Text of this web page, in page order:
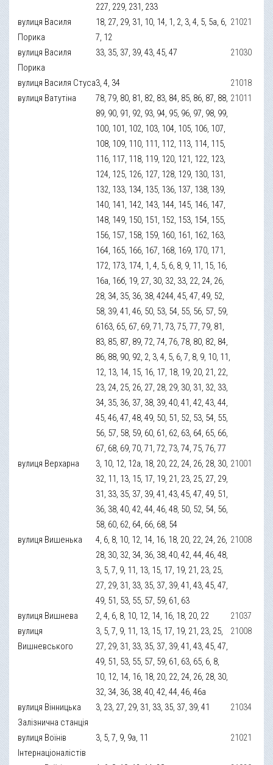
227, 229, 231, 233
вулиця Василя
Порика
18, 27, 29, 31, 10, 14, 1, 2, 3, 4, 5, 5а, 6,
7, 12
21021
вулиця Василя
Порика
33, 35, 37, 39, 43, 45, 47 21030
вулиця Василя Стуса3, 4, 34
21018
вулиця Ватутіна
78, 79, 80, 81, 82, 83, 84, 85, 86, 87, 88,
89, 90, 91, 92, 93, 94, 95, 96, 97, 98, 99,
100, 101, 102, 103, 104, 105, 106, 107,
108, 109, 110, 111, 112, 113, 114, 115,
116, 117, 118, 119, 120, 121, 122, 123,
124, 125, 126, 127, 128, 129, 130, 131,
132, 133, 134, 135, 136, 137, 138, 139,
140, 141, 142, 143, 144, 145, 146, 147,
148, 149, 150, 151, 152, 153, 154, 155,
156, 157, 158, 159, 160, 161, 162, 163,
164, 165, 166, 167, 168, 169, 170, 171,
172, 173, 174, 1, 4, 5, 6, 8, 9, 11, 15, 16,
16а, 16б, 19, 27, 30, 32, 33, 22, 24, 26,
28, 34, 35, 36, 38, 4244, 45, 47, 49, 52,
58, 39, 41, 46, 50, 53, 54, 55, 56, 57, 59,
6163, 65, 67, 69, 71, 73, 75, 77, 79, 81,
83, 85, 87, 89, 72, 74, 76, 78, 80, 82, 84,
86, 88, 90, 92, 2, 3, 4, 5, 6, 7, 8, 9, 10, 11,
12, 13, 14, 15, 16, 17, 18, 19, 20, 21, 22,
23, 24, 25, 26, 27, 28, 29, 30, 31, 32, 33,
34, 35, 36, 37, 38, 39, 40, 41, 42, 43, 44,
45, 46, 47, 48, 49, 50, 51, 52, 53, 54, 55,
56, 57, 58, 59, 60, 61, 62, 63, 64, 65, 66,
67, 68, 69, 70, 71, 72, 73, 74, 75, 76, 77
21011
вулиця Верхарна
3, 10, 12, 12а, 18, 20, 22, 24, 26, 28, 30,
32, 11, 13, 15, 17, 19, 21, 23, 25, 27, 29,
31, 33, 35, 37, 39, 41, 43, 45, 47, 49, 51,
36, 38, 40, 42, 44, 46, 48, 50, 52, 54, 56,
58, 60, 62, 64, 66, 68, 54
21001
вулиця Вишенька
4, 6, 8, 10, 12, 14, 16, 18, 20, 22, 24, 26,
28, 30, 32, 34, 36, 38, 40, 42, 44, 46, 48,
3, 5, 7, 9, 11, 13, 15, 17, 19, 21, 23, 25,
27, 29, 31, 33, 35, 37, 39, 41, 43, 45, 47,
49, 51, 53, 55, 57, 59, 61, 63
21008
вулиця Вишнева 2, 4, 6, 8, 10, 12, 14, 16, 18, 20, 22
21037
вулиця
Вишневського
3, 5, 7, 9, 11, 13, 15, 17, 19, 21, 23, 25,
27, 29, 31, 33, 35, 37, 39, 41, 43, 45, 47,
49, 51, 53, 55, 57, 59, 61, 63, 65, 6, 8,
10, 12, 14, 16, 18, 20, 22, 24, 26, 28, 30,
32, 34, 36, 38, 40, 42, 44, 46, 46а
21008
вулиця Вінницька
Залізнична станція
3, 23, 27, 29, 31, 33, 35, 37, 39, 41 21034
вулиця Воїнів
Інтернаціоналістів
3, 5, 7, 9, 9а, 11 21021